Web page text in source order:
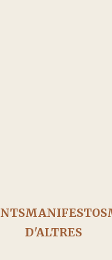
MANIFESTOS
D'ALTRES